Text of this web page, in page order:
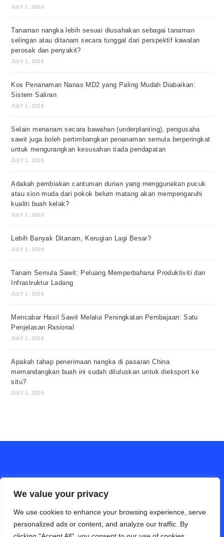
We value your privacy
We use cookies to enhance your browsing experience, serve
personalized ads or content, and analyze our traffic. By
JULY 1, 2026
Tanaman nangka lebih sesuai diusahakan sebagai tanaman
selingan atau ditanam secara tunggal dari perspektif kawalan
perosak dan penyakit?
JULY 1, 2026
Kos Penanaman Nanas MD2 yang Paling Mudah Diabaikan:
Sistem Saliran
JULY 1, 2026
Selain menanam secara bawahan (underplanting), pengusaha
sawit juga boleh pertimbangkan penanaman semula berperingkat
untuk mengurangkan kesusahan tiada pendapatan
JULY 1, 2026
Adakah pembiakan cantuman durian yang menggunakan pucuk
atau sion muda dari pokok belum matang akan mempengaruhi
kualiti buah kelak?
JULY 1, 2026
Lebih Banyak Ditanam, Kerugian Lagi Besar?
JULY 1, 2026
Tanam Semula Sawit: Peluang Memperbaharui Produktiviti dan
Infrastruktur Ladang
JULY 1, 2026
Mencabar Hasil Sawit Melalui Peningkatan Pembajaan: Satu
Penjelasan Rasional
JULY 1, 2026
Apakah tahap penerimaan nangka di pasaran China
memandangkan buah ini sudah diluluskan untuk dieksport ke
situ?
JULY 1, 2026